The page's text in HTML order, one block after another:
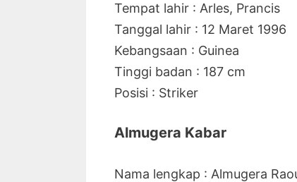
Tempat lahir : Arles, Prancis
Tanggal lahir : 12 Maret 1996
Kebangsaan : Guinea
Tinggi badan : 187 cm
Posisi : Striker
Almugera Kabar
Nama lengkap : Almugera